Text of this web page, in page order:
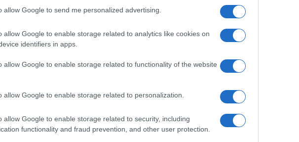
allow Google to send me personalized advertising.
allow Google to enable storage related to analytics like cookies on
identifiers in apps.
allow Google to enable storage related to functionality of the website
allow Google to enable storage related to personalization.
allow Google to enable storage related to security, including
functionality and fraud prevention, and other user protection.
le« genre neutre » soit proposé sur les passeports
nouvelle fois l’affaire devant la plus haute
la justice n’a pas été rendue. En fait, L’appel de la
au genre neutre
au Britannique, certains pays proposent le choix «
Unis, en Australie, au Canada ou au Pakistan, et